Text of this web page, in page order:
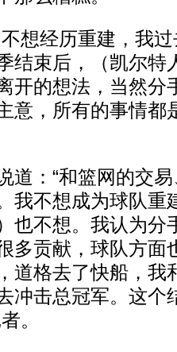
经历重建，我过
结束后，（凯尔特
开的想法，当然分
意，所有的事情都
：“和篮网的交易
我不想成为球队重
也不想。我认为分
多贡献，球队方面
道格去了快船，我
冲击总冠军。这个
。